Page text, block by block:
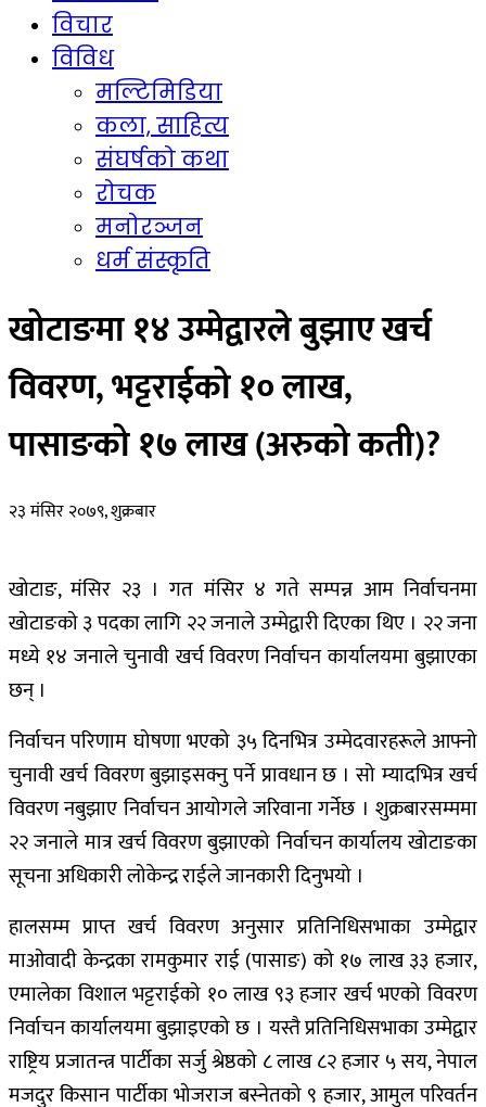
विचार
विविध
मल्टिमिडिया
कला, साहित्य
संघर्षको कथा
रोचक
मनोरञ्जन
धर्म संस्कृति
खोटाङमा १४ उम्मेद्वारले बुझाए खर्च
विवरण, भट्टराईको १० लाख,
पासाङको १७ लाख (अरुको कती)?
२३ मंसिर २०७९, शुक्रबार
खोटाङ, मंसिर २३ । गत मंसिर ४ गते सम्पन्न आम निर्वाचनमा
खोटाङको ३ पदका लागि २२ जनाले उम्मेद्वारी दिएका थिए । २२ जना
मध्ये १४ जनाले चुनावी खर्च विवरण निर्वाचन कार्यालयमा बुझाएका
छन् ।
निर्वाचन परिणाम घोषणा भएको ३५ दिनभित्र उम्मेदवारहरूले आफ्नो
चुनावी खर्च विवरण बुझाइसक्नु पर्ने प्रावधान छ । सो म्यादभित्र खर्च
विवरण नबुझाए निर्वाचन आयोगले जरिवाना गर्नेछ । शुक्रबारसम्ममा
२२ जनाले मात्र खर्च विवरण बुझाएको निर्वाचन कार्यालय खोटाङका
सूचना अधिकारी लोकेन्द्र राईले जानकारी दिनुभयो ।
हालसम्म प्राप्त खर्च विवरण अनुसार प्रतिनिधिसभाका उम्मेद्वार
माओवादी केन्द्रका रामकुमार राई (पासाङ) को १७ लाख ३३ हजार,
एमालेका विशाल भट्टराईको १० लाख ९३ हजार खर्च भएको विवरण
निर्वाचन कार्यालयमा बुझाइएको छ । यस्तै प्रतिनिधिसभाका उम्मेद्वार
राष्ट्रिय प्रजातन्त्र पार्टीका सर्जु श्रेष्ठको ८ लाख ८२ हजार ५ सय, नेपाल
मजदुर किसान पार्टीका भोजराज बस्नेतको ९ हजार, आमुल परिवर्तन